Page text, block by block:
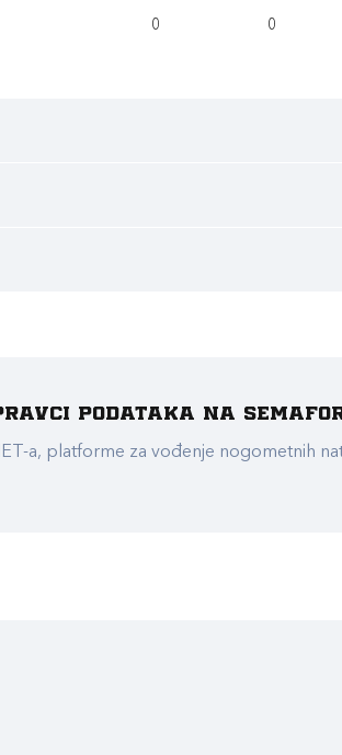
0 0
podataka na
a, platforme za vođenje nogometnih